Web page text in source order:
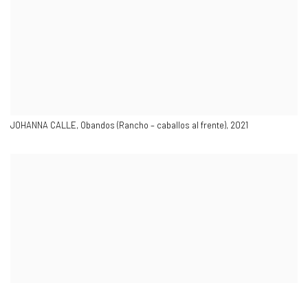
JOHANNA CALLE, Obandos (Rancho – caballos al frente), 2021